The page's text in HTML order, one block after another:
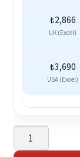
₺2,866
UK (Excel)
₺3,690
USA (Excel)
Albertine
Sarges